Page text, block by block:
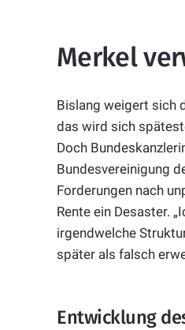
Merkel
Bislang weigert sich
das wird sich
Doch
Bundesvereinigung
Forderungen nach
Rente ein Desaster.
irgendwelche
später als falsch
Entwicklung